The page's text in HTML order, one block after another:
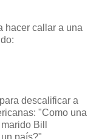
hacer callar a una
descalificar a
"Como una
Bill
país?"